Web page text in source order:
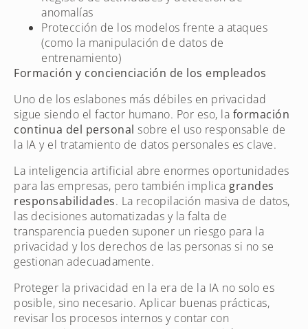
anomalías
Protección de los modelos frente a ataques
(como la manipulación de datos de
entrenamiento)
Formación y concienciación de los empleados
Uno de los eslabones más débiles en privacidad
sigue siendo el factor humano. Por eso, la formación
continua del personal sobre el uso responsable de
la IA y el tratamiento de datos personales es clave.
La inteligencia artificial abre enormes oportunidades
para las empresas, pero también implica grandes
responsabilidades. La recopilación masiva de datos,
las decisiones automatizadas y la falta de
transparencia pueden suponer un riesgo para la
privacidad y los derechos de las personas si no se
gestionan adecuadamente.
Proteger la privacidad en la era de la IA no solo es
posible, sino necesario. Aplicar buenas prácticas,
revisar los procesos internos y contar con